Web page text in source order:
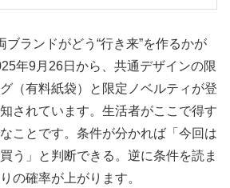
ランドがどう“行き来”を作るかが
年9月26日から、共通デザインの限
（有料紙袋）と限定ノベルティが登
されています。生活者がここで得す
ことです。条件が分かれば「今回は
う」と判断できる。逆に条件を読ま
の確率が上がります。